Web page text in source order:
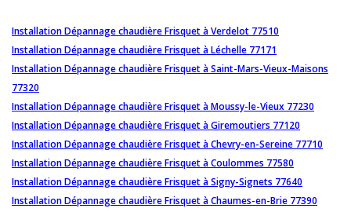
Installation Dépannage chaudière Frisquet à Verdelot 77510
Installation Dépannage chaudière Frisquet à Léchelle 77171
Installation Dépannage chaudière Frisquet à Saint-Mars-Vieux-Maisons
77320
Installation Dépannage chaudière Frisquet à Moussy-le-Vieux 77230
Installation Dépannage chaudière Frisquet à Giremoutiers 77120
Installation Dépannage chaudière Frisquet à Chevry-en-Sereine 77710
Installation Dépannage chaudière Frisquet à Coulommes 77580
Installation Dépannage chaudière Frisquet à Signy-Signets 77640
Installation Dépannage chaudière Frisquet à Chaumes-en-Brie 77390